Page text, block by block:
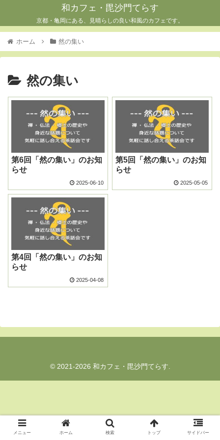
和カフェ・毘沙門てらす
京都・亀岡にある、見晴らしの良い和風のカフェです。
ホーム 然の集い
然の集い
第6回「然の集い」のお知
らせ
2025-06-10
第5回「然の集い」のお知
らせ
2025-05-05
第4回「然の集い」のお知
らせ
2025-04-08
© 2021-2026 和カフェ・毘沙門てらす.
メニュー ホーム 検索 トップ サイドバー